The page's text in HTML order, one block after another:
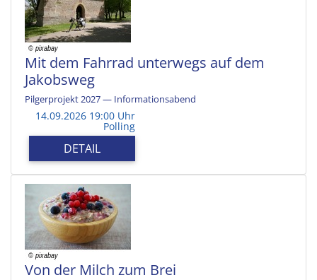
Mit dem Fahrrad unterwegs auf dem
Jakobsweg
Pilgerprojekt 2027 — Informationsabend
14.09.2026 19:00 Uhr
Polling
DETAIL
Von der Milch zum Brei